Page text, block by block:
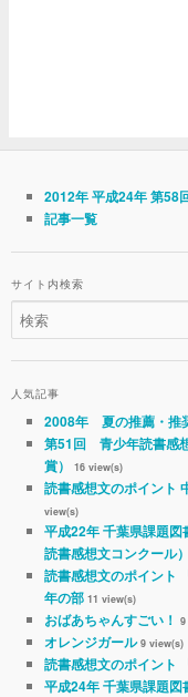
2012年 平成24年 第58
記事一覧
サイト内検索
人気記事
2008年 夏の推薦・推
第51回 青少年読書感
賞）
16 view(s)
読書感想文のポイント
view(s)
平成22年 千葉県課題
読書感想文コンクール）
読書感想文のポイント
年の部 11 view(s)
おばあちゃんすごい！
オレンジガール 9 view(s)
読書感想文のポイント
平成24年 千葉県課題